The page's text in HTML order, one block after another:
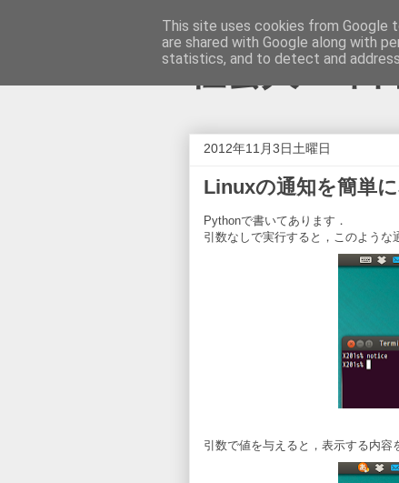
社会人二年
2012年11月3日土曜日
Linuxの通知を簡単
Pythonで書いてあります．
引数なしで実行すると，このような
引数で値を与えると，表示する内容
This site uses cookies from Google
are shared with Google along with
statistics, and to detect and